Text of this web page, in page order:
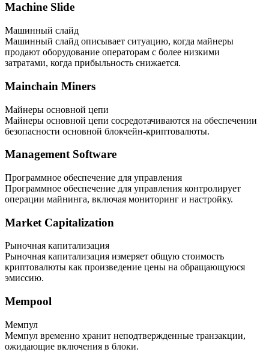
Machine Slide
Машинный слайд
Машинный слайд описывает ситуацию, когда майнеры
продают оборудование операторам с более низкими
затратами, когда прибыльность снижается.
Mainchain Miners
Майнеры основной цепи
Майнеры основной цепи сосредотачиваются на обеспечении
безопасности основной блокчейн-криптовалюты.
Management Software
Программное обеспечение для управления
Программное обеспечение для управления контролирует
операции майнинга, включая мониторинг и настройку.
Market Capitalization
Рыночная капитализация
Рыночная капитализация измеряет общую стоимость
криптовалюты как произведение цены на обращающуюся
эмиссию.
Mempool
Мемпул
Мемпул временно хранит неподтвержденные транзакции,
ожидающие включения в блоки.